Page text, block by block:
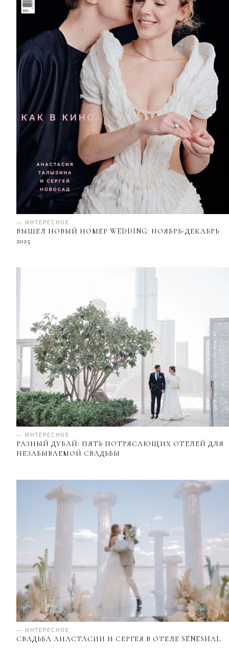
— ИНТЕРЕСНОЕ
ВЫШЕЛ НОВЫЙ НОМЕР WEDDING: НОЯБРЬ-ДЕКАБРЬ
2025
— ИНТЕРЕСНОЕ
РАЗНЫЙ ДУБАЙ: ПЯТЬ ПОТРЯСАЮЩИХ ОТЕЛЕЙ ДЛЯ
НЕЗАБЫВАЕМОЙ СВАДЬБЫ
— ИНТЕРЕСНОЕ
СВАДЬБА АНАСТАСИИ И СЕРГЕЯ В ОТЕЛЕ SENESHAL